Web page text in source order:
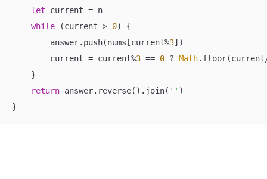
let current = n
while (current > 0) {
        answer.push(nums[current%
3])
        current = current%
3 == 0 ? Math
    }
return answer.reverse().join( '' )
}